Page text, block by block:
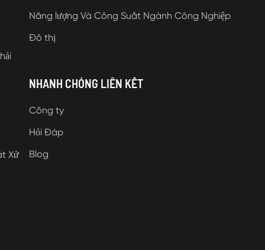
Xử
Năng lượng Và Công Suất Ngành Công Nghiệp
Đô thị
NHANH CHÓNG LIÊN KẾT
Công ty
Hỏi Đáp
Blog